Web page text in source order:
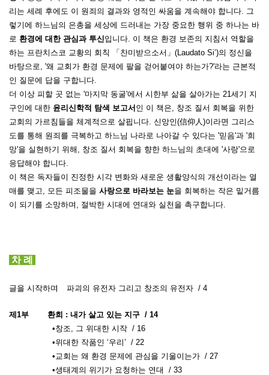
리는 세례 후에도 이 원죄의 결과와 영적인 싸움을 계속해야 합니다. 그
렇기에 하느님의 은총을 세상에 드러내는 가장 중요한 행위 중 하나는 바
로 환경에 대한 관심과 투신입니다. 이 책은 환경 보존의 지침서 역할을
하는 프란치스코 교황의 회칙 「찬미받으소서」(Laudato Si’)의 정신을
바탕으로, '왜 교회가 환경 문제에 팔을 걷어붙여야 하는가?'라는 근본적
인 질문에 답을 구합니다.
더 이상 피할 곳 없는 '마지막 동굴'에서 시한부 삶을 살아가는 21세기 지
구인에 대한 윤리신학적 탐색 보고서 인 이 책은, 창조 질서 회복을 위한
교회의 가르침들을 체계적으로 살핍니다. 신앙인(信仰人)이라면 그리스
도를 통해 원죄를 극복하고 하느님 나라로 나아갈 수 있다는 '믿음'과 '희
망'을 실현하기 위해, 창조 질서 회복을 향한 하느님의 초대에 '사랑'으로
응답해야 합니다.
이 책은 독자들이 진정한 시각 변화와 새로운 생활양식의 개선이라는 열
매를 맺고, 모든 피조물을 사랑으로 바라보는 눈을 회복하는 작은 밑거름
이 되기를 소망하며, 절박한 시대에 연대와 실천을 촉구합니다.
차 례
글을 시작하며 파괴의 유전자 그리고 창조의 유전자 / 4
제1부
환희 : 내가 살고 있는 지구 / 14
•창조, 그 위대한 시작 / 16
•위대한 작품인 ‘우리’ / 22
•교회는 왜 환경 문제에 관심을 기울이는가 / 27
•생태계의 위기가 요청하는 연대 / 33